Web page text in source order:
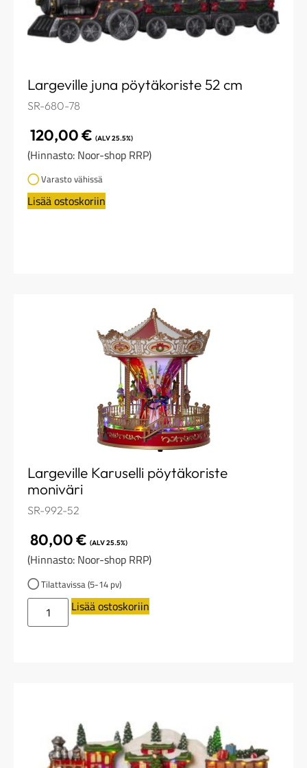
Largeville juna pöytäkoriste 52 cm
SR-680-78
120,00€ (ALV 25.5%)
(Hinnasto: Noor-shop RRP)
Varasto vähissä
Lisää ostoskoriin
Largeville Karuselli pöytäkoriste
moniväri
SR-992-52
80,00€ (ALV 25.5%)
(Hinnasto: Noor-shop RRP)
Tilattavissa (5-14 pv)
Lisää ostoskoriin